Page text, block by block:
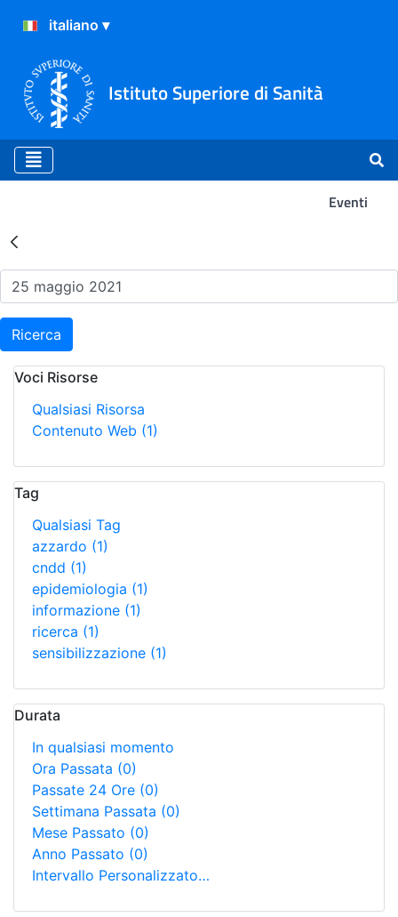
Istituto Superiore di Sanità
Eventi
Risultati della Ricerca -
Ricerca
Voci Risorse
Qualsiasi Risorsa
Contenuto Web (1)
Tag
Qualsiasi Tag
azzardo (1)
cndd (1)
epidemiologia (1)
informazione (1)
ricerca (1)
sensibilizzazione (1)
Durata
In qualsiasi momento
Ora Passata (0)
Passate 24 Ore (0)
Settimana Passata (0)
Mese Passato (0)
Anno Passato (0)
Intervallo Personalizzato…